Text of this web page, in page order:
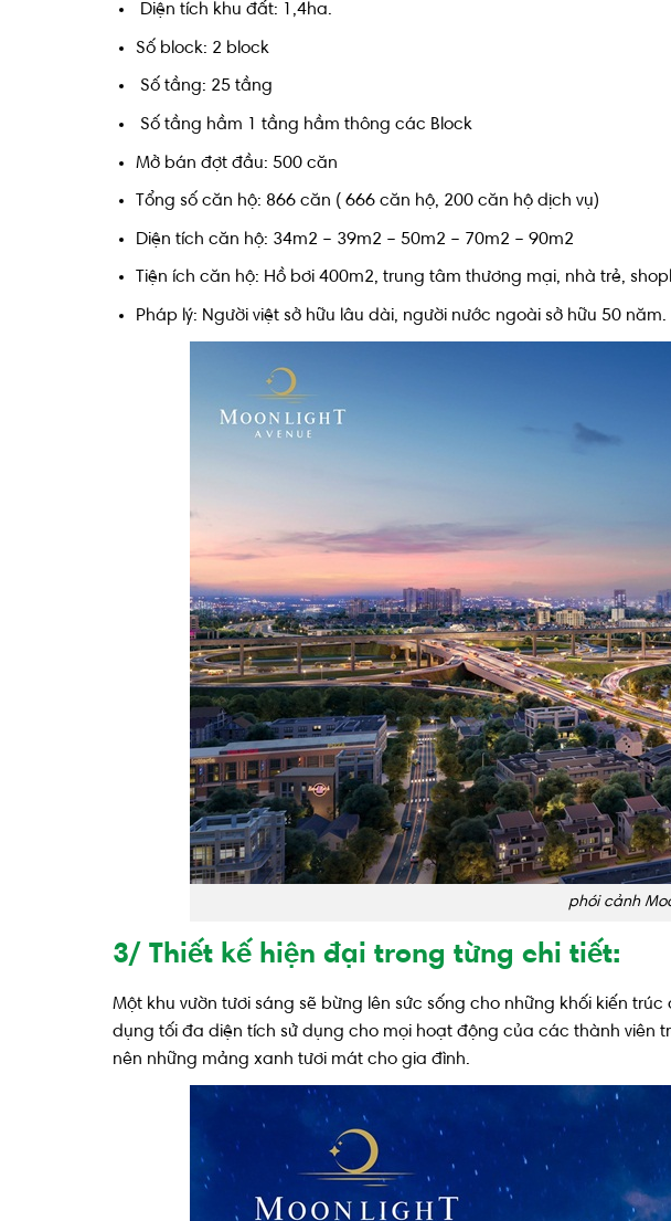
Diện tích khu đất: 1,4ha.
Số block: 2 block
Số tầng: 25 tầng
Số tầng hầm 1 tầng hầm thông các Block
Mở bán đợt đầu: 500 căn
Tổng số căn hộ: 866 căn ( 666 căn hộ, 200 căn hộ dịch vụ)
Diện tích căn hộ: 34m2 – 39m2 – 50m2 – 70m2 – 90m2
Tiện ích căn hộ: Hồ bơi 400m2, trung tâm thương mại, nhà trẻ,
Pháp lý: Người việt sở hữu lâu dài, người nước ngoài sở hữu 50 năm.
phói cảnh
3/ Thiết kế hiện đại trong từng chi tiết:
Một khu vườn tươi sáng sẽ bừng lên sức sống cho những khối kiến
dụng tối đa diện tích sử dụng cho mọi hoạt động của các thành
nên những mảng xanh tươi mát cho gia đình.